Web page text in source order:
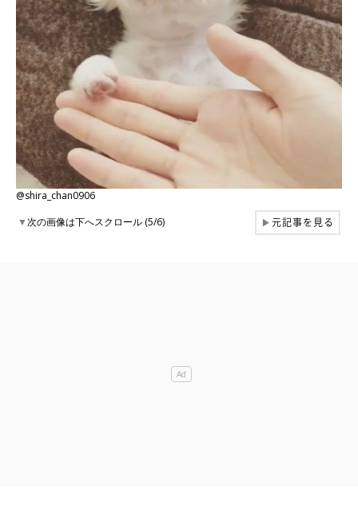
@shira_chan0906
▼次の画像は下へスクロール (5/6) ▶元記事を見る